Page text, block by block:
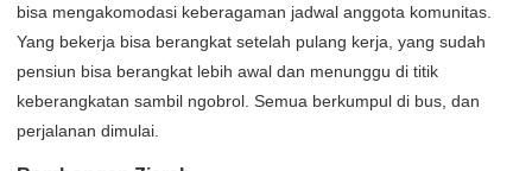
bisa mengakomodasi keberagaman jadwal anggota komunitas.
Yang bekerja bisa berangkat setelah pulang kerja, yang sudah
pensiun bisa berangkat lebih awal dan menunggu di titik
keberangkatan sambil ngobrol. Semua berkumpul di bus, dan
perjalanan dimulai.